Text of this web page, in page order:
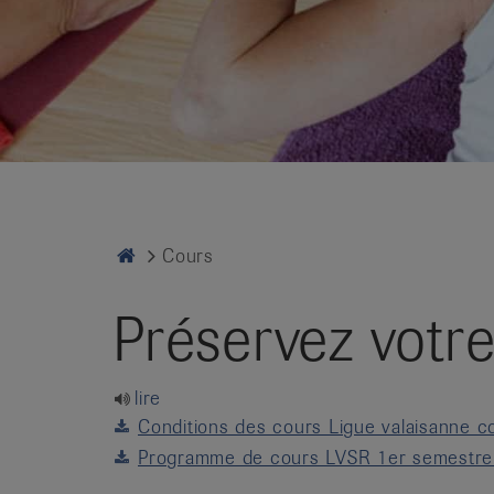
Home
Cours
Préservez
lire
Conditions des cours Ligue valaisanne
Programme de cours LVSR 1er